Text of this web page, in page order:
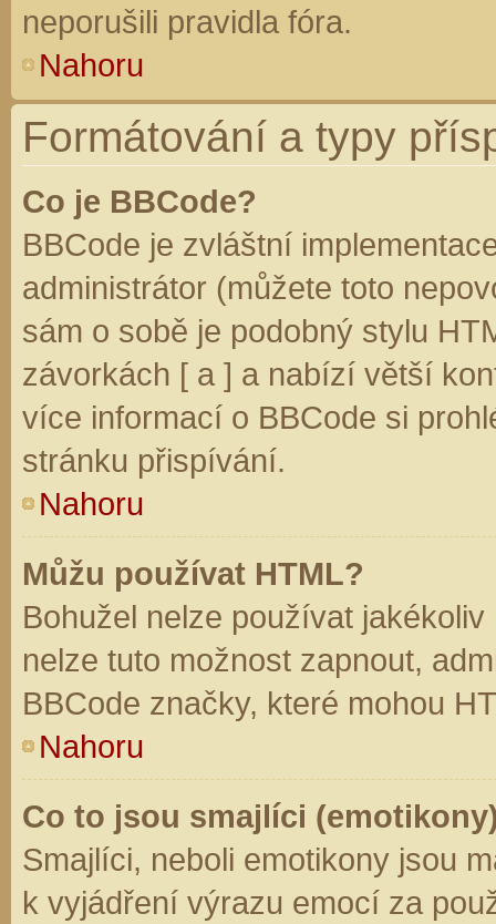
neporušili pravidla fóra.
Nahoru
Formátování a typy
Co je BBCode?
BBCode je zvláštní
administrátor (můžete toto
sám o sobě je podobný stylu
závorkách [ a ] a nabízí větší
více informací o BBCode si
stránku přispívání.
Nahoru
Můžu používat HTML?
Bohužel nelze používat
nelze tuto možnost zapnout,
BBCode značky, které mohou
Nahoru
Co to jsou smajlíci
Smajlíci, neboli emotikony jsou
k vyjádření výrazu emocí za